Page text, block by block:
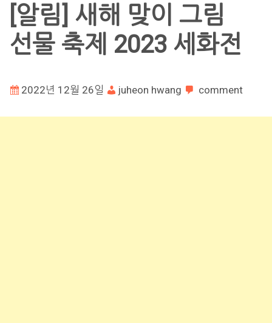
[알림] 새해 맞이 그림
선물 축제 2023 세화전
2022년 12월 26일 juheon hwang comment